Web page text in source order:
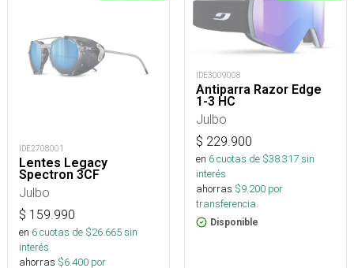
IDE2708001
Lentes Legacy
Spectron 3CF
Julbo
$ 159.990
en 6cuotas de $26.665sin
interés
ahorras $6.400 por
IDE3009008
Antiparra Razor Edge
1-3 HC
Julbo
$ 229.900
en 6cuotas de $38.317sin
interés
ahorras $9.200 por
transferencia.
Disponible